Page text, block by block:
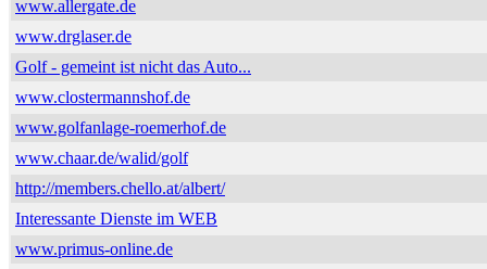
www.allergate.de
www.drglaser.de
Golf - gemeint ist nicht das Auto...
www.clostermannshof.de
www.golfanlage-roemerhof.de
www.chaar.de/walid/golf
http://members.chello.at/albert/
Interessante Dienste im WEB
www.primus-online.de